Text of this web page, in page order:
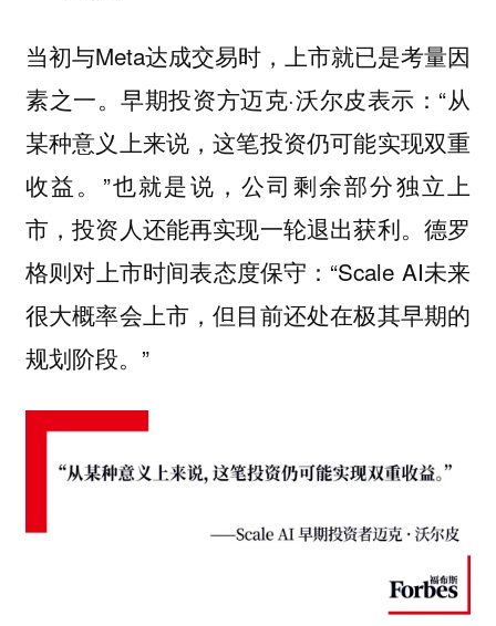
当初与Meta达成交易时，上市就已是考量因
素之一。早期投资方迈克·沃尔皮表示：“从
某种意义上来说，这笔投资仍可能实现双重
收益。”也就是说，公司剩余部分独立上
市，投资人还能再实现一轮退出获利。德罗
格则对上市时间表态度保守：“Scale AI未来
很大概率会上市，但目前还处在极其早期的
规划阶段。”